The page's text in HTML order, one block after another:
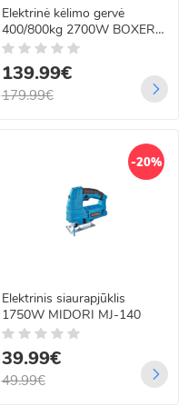
Elektrinė kėlimo gervė
400/800kg 2700W BOXER
BX-563
139.99€
179.99€
-20%
Elektrinis siaurapjūklis
1750W MIDORI MJ-140
39.99€
49.99€